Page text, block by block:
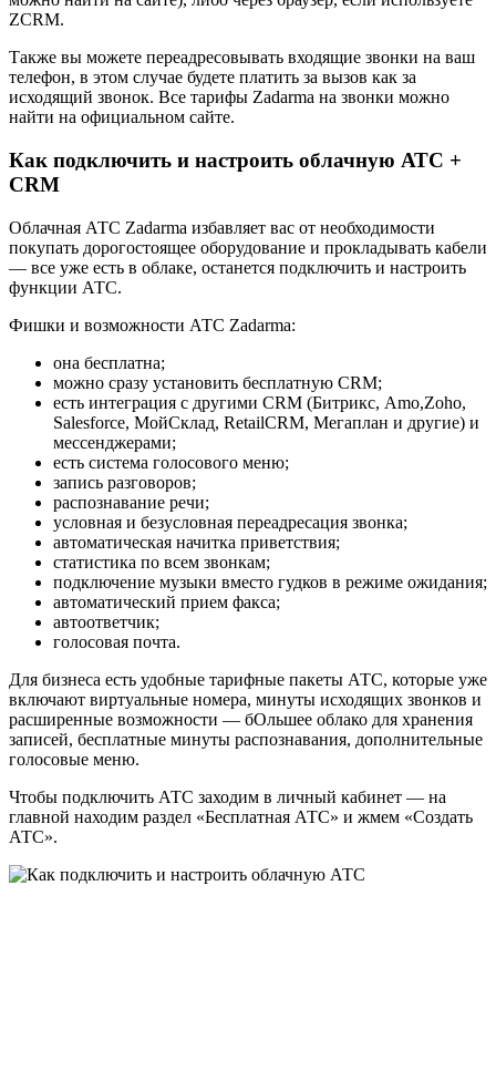
ZCRM.
Также вы можете переадресовывать входящие звонки на ваш
телефон, в этом случае будете платить за вызов как за
исходящий звонок. Все тарифы Zadarma на звонки можно
найти на официальном сайте.
Как подключить и настроить облачную АТС +
CRM
Облачная АТС Zadarma избавляет вас от необходимости
покупать дорогостоящее оборудование и прокладывать кабели
— все уже есть в облаке, останется подключить и настроить
функции АТС.
Фишки и возможности АТС Zadarma:
она бесплатна;
можно сразу установить бесплатную CRM;
есть интеграция с другими CRM (Битрикс, Amo,Zoho,
Salesforce, МойСклад, RetailCRM, Мегаплан и другие) и
мессенджерами;
есть система голосового меню;
запись разговоров;
распознавание речи;
условная и безусловная переадресация звонка;
автоматическая начитка приветствия;
статистика по всем звонкам;
подключение музыки вместо гудков в режиме ожидания;
автоматический прием факса;
автоответчик;
голосовая почта.
Для бизнеса есть удобные тарифные пакеты АТС, которые уже
включают виртуальные номера, минуты исходящих звонков и
расширенные возможности — бОльшее облако для хранения
записей, бесплатные минуты распознавания, дополнительные
голосовые меню.
Чтобы подключить АТС заходим в личный кабинет — на
главной находим раздел «Бесплатная АТС» и жмем «Создать
АТС».